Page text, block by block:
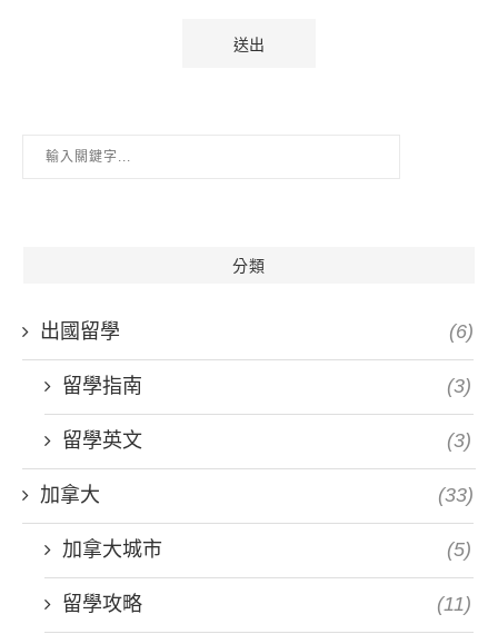
分類
出國留學 (6)
留學指南 (3)
留學英文 (3)
加拿大 (33)
加拿大城市 (5)
留學攻略 (11)